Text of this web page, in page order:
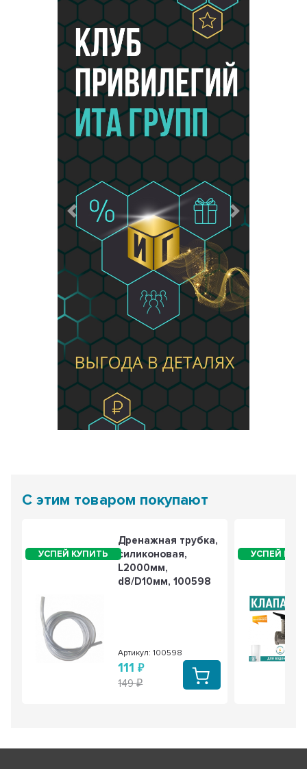
Предыдущий Следующий
С этим товаром покупают
Дренажная трубка,
силиконовая,
L2000мм,
d8/D10мм, 100598
Артикул: 100598
111
149